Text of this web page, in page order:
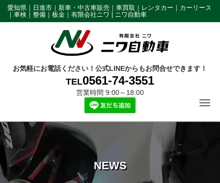
愛知県｜日進市｜新車・中古車販売｜車買取｜レンタカー｜カーリース
｜車検｜整備｜板金｜有限会社ニワ | ニワ自動車
お気軽にお電話ください！公式LINEからもお問合せできます！
TEL0561-74-3551
営業時間 9:00～18:00
NEWS